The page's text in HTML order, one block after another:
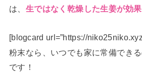
は、 生ではなく乾燥した生姜が効
[blogcard url=”https://
粉末なら、いつでも家に常備でき
です！